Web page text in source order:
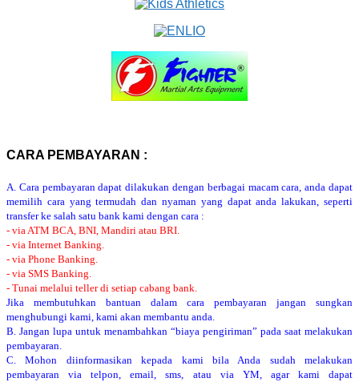
CARA PEMBAYARAN :
A. Cara pembayaran dapat dilakukan dengan berbagai macam cara, anda dapat
memilih cara yang termudah dan nyaman yang dapat anda lakukan, seperti
transfer ke salah satu bank kami dengan cara :
- via ATM BCA, BNI, Mandiri atau BRI.
- via Internet Banking.
- via Phone Banking.
- via SMS Banking.
- Tunai melalui teller di setiap cabang bank.
Jika membutuhkan bantuan dalam cara pembayaran jangan sungkan
menghubungi kami, kami akan membantu anda.
B. Jangan lupa untuk menambahkan “biaya pengiriman” pada saat melakukan
pembayaran.
C. Mohon diinformasikan kepada kami bila Anda sudah melakukan
pembayaran via telpon, email, sms, atau via YM, agar kami dapat